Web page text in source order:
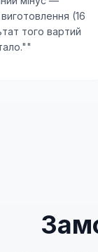
(16
того вартий
"